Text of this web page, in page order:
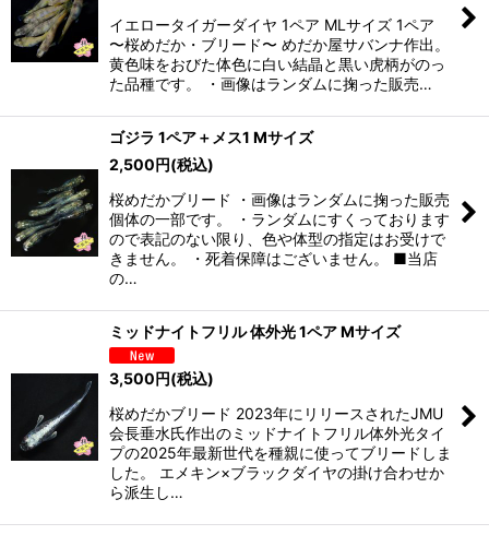
イエロータイガーダイヤ 1ペア MLサイズ 1ペア
〜桜めだか・ブリード〜 めだか屋サバンナ作出。
黄色味をおびた体色に白い結晶と黒い虎柄がのっ
た品種です。 ・画像はランダムに掬った販売…
ゴジラ 1ペア＋メス1 Mサイズ
2,500円(税込)
桜めだかブリード ・画像はランダムに掬った販売
個体の一部です。 ・ランダムにすくっております
ので表記のない限り、色や体型の指定はお受けで
きません。 ・死着保障はございません。 ■当店
の…
ミッドナイトフリル 体外光 1ペア Mサイズ
3,500円(税込)
桜めだかブリード 2023年にリリースされたJMU
会長垂水氏作出のミッドナイトフリル体外光タイ
プの2025年最新世代を種親に使ってブリードしま
した。 エメキン×ブラックダイヤの掛け合わせか
ら派生し…